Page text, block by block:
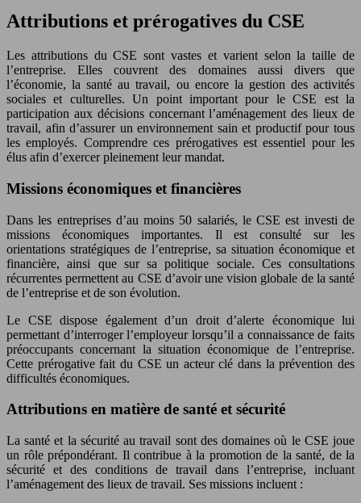
Attributions et prérogatives du CSE
Les attributions du CSE sont vastes et varient selon la taille de
l’entreprise. Elles couvrent des domaines aussi divers que
l’économie, la santé au travail, ou encore la gestion des activités
sociales et culturelles. Un point important pour le CSE est la
participation aux décisions concernant l’aménagement des lieux de
travail, afin d’assurer un environnement sain et productif pour tous
les employés. Comprendre ces prérogatives est essentiel pour les
élus afin d’exercer pleinement leur mandat.
Missions économiques et financières
Dans les entreprises d’au moins 50 salariés, le CSE est investi de
missions économiques importantes. Il est consulté sur les
orientations stratégiques de l’entreprise, sa situation économique et
financière, ainsi que sur sa politique sociale. Ces consultations
récurrentes permettent au CSE d’avoir une vision globale de la santé
de l’entreprise et de son évolution.
Le CSE dispose également d’un droit d’alerte économique lui
permettant d’interroger l’employeur lorsqu’il a connaissance de faits
préoccupants concernant la situation économique de l’entreprise.
Cette prérogative fait du CSE un acteur clé dans la prévention des
difficultés économiques.
Attributions en matière de santé et sécurité
La santé et la sécurité au travail sont des domaines où le CSE joue
un rôle prépondérant. Il contribue à la promotion de la santé, de la
sécurité et des conditions de travail dans l’entreprise, incluant
l’aménagement des lieux de travail. Ses missions incluent :